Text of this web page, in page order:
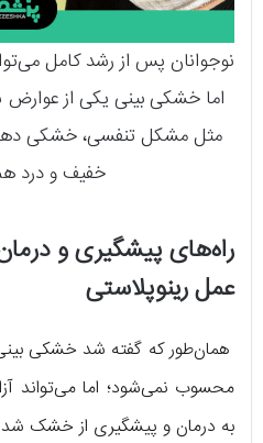
نوجوانان پس از رشد کامل
اما خشکی بینی یکی از
مثل مشکل تنفسی، خشکی
خفیف و درد
راه‌های پیشگیری و
عمل رینوپلاستی
همان‌طور که گفته شد خشکی
محسوب نمی‌شود؛ اما می‌تواند
به درمان و پیشگیری از خشک